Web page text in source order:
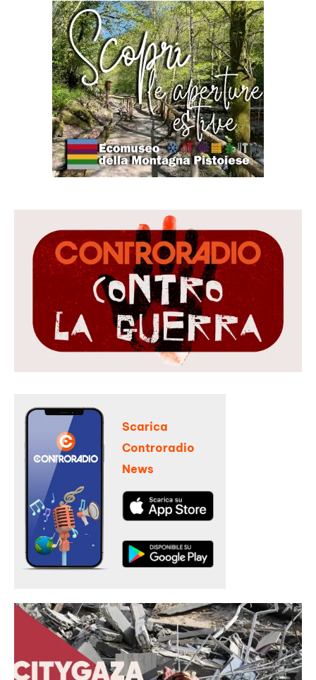
Scarica
Controradio
News